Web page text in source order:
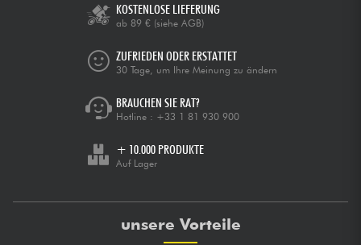
KOSTENLOSE LIEFERUNG
ab 89 € (siehe AGB)
ZUFRIEDEN ODER ERSTATTET
30 Tage, um Ihre Meinung zu ändern
BRAUCHEN SIE RAT?
Hotline : +33 1 81 930 900
+ 10.000 PRODUKTE
Auf Lager
unsere Vorteile